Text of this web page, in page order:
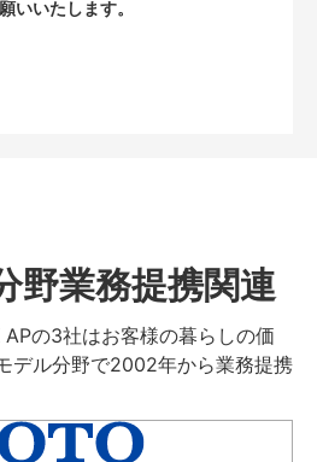
いいたします。
野業務提携関連
の3社はお客様の暮らしの価
デル分野で2002年から業務提携